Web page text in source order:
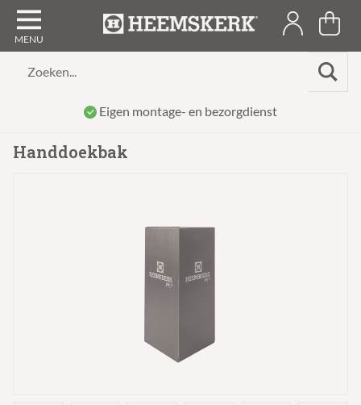
Zoeken...
Eigen montage- en bezorgdienst
Handdoekbak